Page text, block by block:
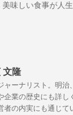
味しい食事が人
文隆
ャーナリスト。明治
企業の歴史にも詳し
者の内実にも通じて